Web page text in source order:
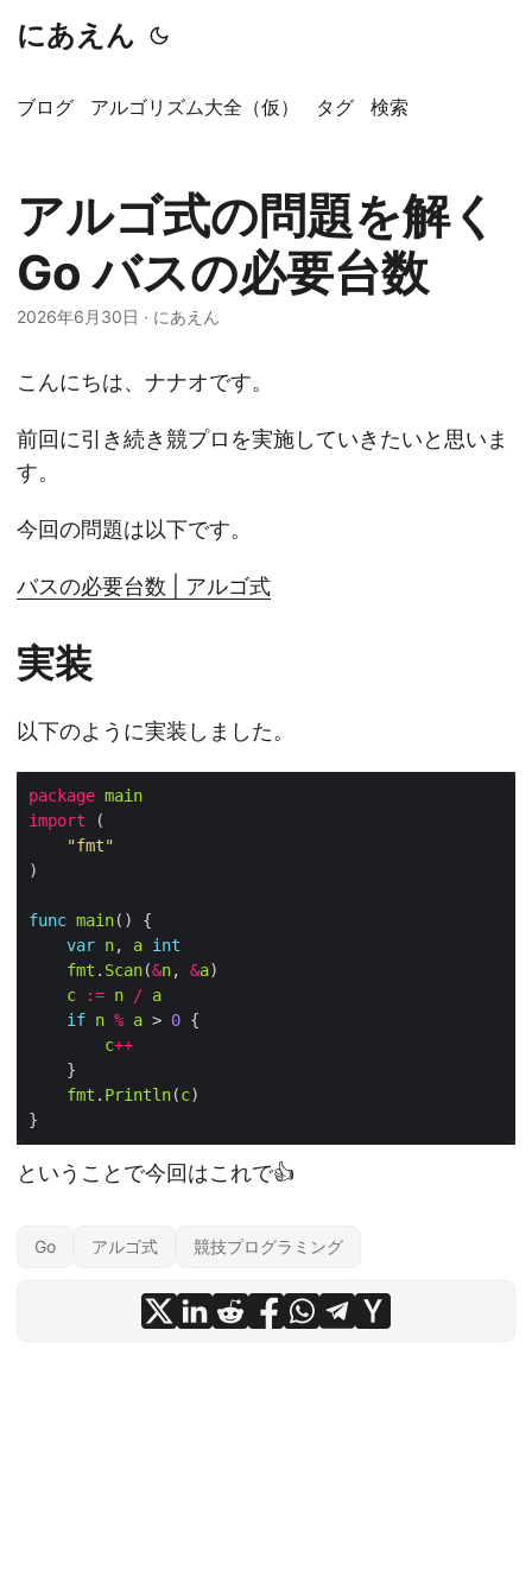
にあえん
ブログ アルゴリズム大全（仮） タグ 検索
アルゴ式の問題を解く
Go バスの必要台数
2026年6月30日 · にあえん
こんにちは、ナナオです。
前回に引き続き競プロを実施していきたいと思いま
す。
今回の問題は以下です。
バスの必要台数 | アルゴ式
実装
以下のように実装しました。
package main
import
"fmt"
func main
var n, a int
fmt . Scan(&n, &a
c
:= n / a
if n % a > 0
c++
fmt . Println(c
ということで今回はこれで👍
Go アルゴ式 競技プログラミング